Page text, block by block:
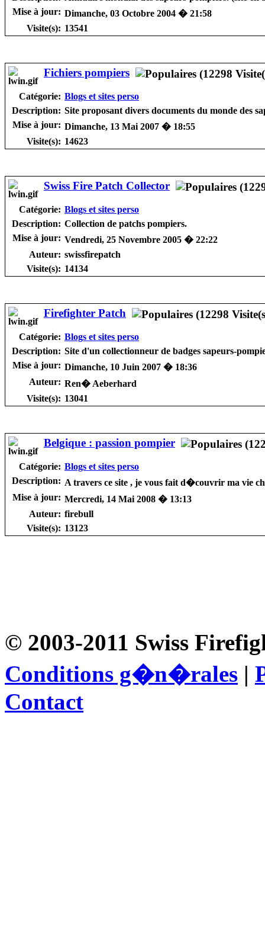
Mise à jour: Dimanche, 03 Octobre 2004 � 21:58
Visite(s): 13541
Fichiers pompiers
Catégorie: Blogs et sites perso
Description: Site proposant divers documents du monde des
Mise à jour: Dimanche, 13 Mai 2007 � 18:55
Visite(s): 14623
Swiss Fire Patch Collector
Catégorie: Blogs et sites perso
Description: Collection de patchs pompiers.
Mise à jour: Vendredi, 25 Novembre 2005 � 22:22
Auteur: swissfirepatch
Visite(s): 14134
Firefighter Patch
Catégorie: Blogs et sites perso
Description: Site d'un collectionneur de badges sapeurs-
Mise à jour: Dimanche, 10 Juin 2007 � 18:36
Auteur: Ren� Aeberhard
Visite(s): 13041
Belgique : passion pompier
Catégorie: Blogs et sites perso
Description: A travers ce site , je vous fait d�couvrir ma vie
Mise à jour: Mercredi, 14 Mai 2008 � 13:13
Auteur: firebull
Visite(s): 13123
© 2003-2011 Swiss
Conditions g�n�rales |
Contact